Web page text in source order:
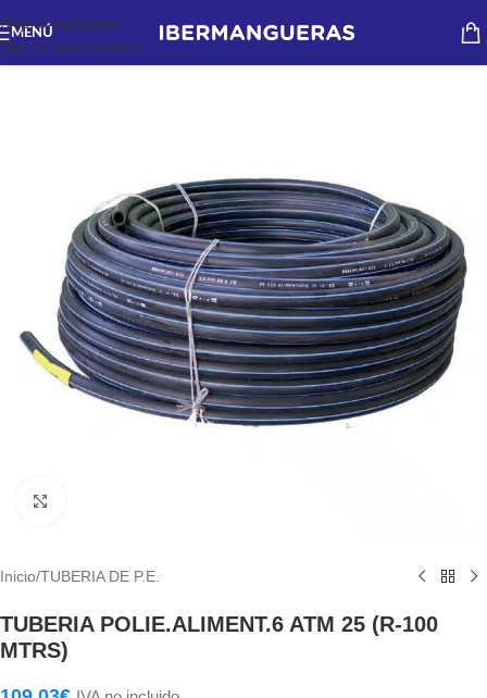
Skip to navigation
Skip to main content
MENÚ
Inicio/TUBERIA DE P.E.
TUBERIA POLIE.ALIMENT.6 ATM 25 (R-100
MTRS)